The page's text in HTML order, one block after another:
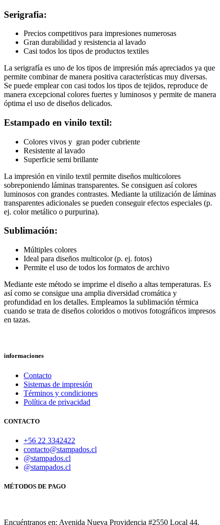
Serigrafia:
Precios competitivos para impresiones numerosas
Gran durabilidad y resistencia al lavado
Casi todos los tipos de productos textiles
La serigrafía es uno de los tipos de impresión más apreciados ya que
permite combinar de manera positiva características muy diversas.
Se puede emplear con casi todos los tipos de tejidos, reproduce de
manera excepcional colores fuertes y luminosos y permite de manera
óptima el uso de diseños delicados.
Estampado en vinilo textil:
Colores vivos y gran poder cubriente
Resistente al lavado
Superficie semi brillante
La impresión en vinilo textil permite diseños multicolores
sobreponiendo láminas transparentes. Se consiguen así colores
luminosos con grandes contrastes. Mediante la utilización de láminas
transparentes adicionales se pueden conseguir efectos especiales (p.
ej. color metálico o purpurina).
Sublimación:
Múltiples colores
Ideal para diseños multicolor (p. ej. fotos)
Permite el uso de todos los formatos de archivo
Mediante este método se imprime el diseño a altas temperaturas. Es
así como se consigue una amplia diversidad cromática y
profundidad en los detalles. Empleamos la sublimación térmica
cuando se trata de diseños coloridos o motivos fotográficos impresos
en tazas.
informaciones
Contacto
Sistemas de impresión
Términos y condiciones
Política de privacidad
CONTACTO
+56 22 3342422
contacto@stampados.cl
@stampados.cl
@stampados.cl
MÉTODOS DE PAGO
Encuéntranos en: Avenida Nueva Providencia #2550 Local 44.